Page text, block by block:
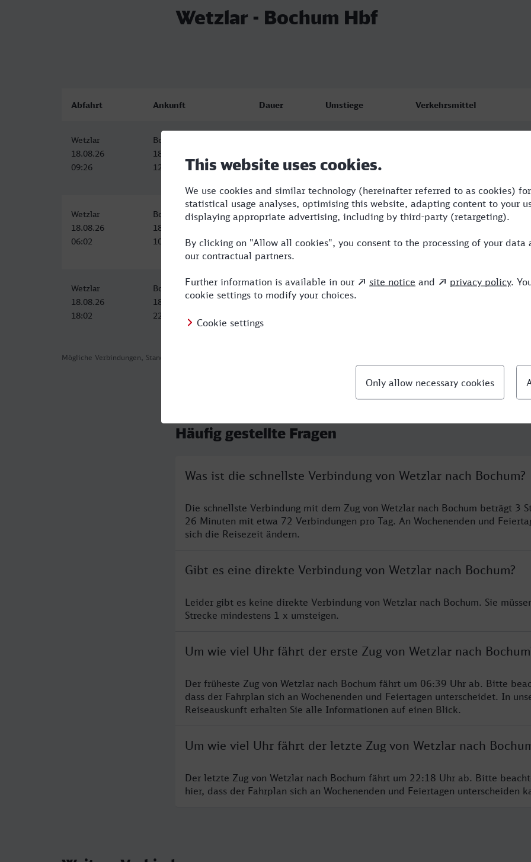
Wetzlar - Bochum Hbf
Mögliche Verbindungen, Stand: 2026-08-04 13:29
Abfahrt Ankunft Dauer Umstiege Verkehrsmittel
Wetzlar
18.08.26
09:26
Bochum Hbf
18.08.26
12:52
Wetzlar
18.08.26
06:02
Bochum Hbf
18.08.26
10:02
4:00 2 ICE,NX,HLB
Wetzlar
18.08.26
18:02
Bochum Hbf
18.08.26
22:23
4:21 2 ICE,NX,HLB
Häufig gestellte Fragen
Was ist die schnellste Verbindung von Wetzlar nach Bochum?
Die schnellste Verbindung mit dem Zug von Wetzlar nach Bochum beträgt 3
26 Minuten mit etwa 72 Verbindungen pro Tag. An Wochenenden und
sich die Reisezeit ändern.
Gibt es eine direkte Verbindung von Wetzlar nach Bochum?
Leider gibt es keine direkte Verbindung von Wetzlar nach Bochum. Sie
Strecke mindestens 1 x umsteigen.
Um wie viel Uhr fährt der erste Zug von Wetzlar nach
Der früheste Zug von Wetzlar nach Bochum fährt um 06:39 Uhr ab. Bitte
dass der Fahrplan sich an Wochenenden und Feiertagen unterscheidet. In
Reiseauskunft erhalten Sie alle Informationen auf einen Blick.
Um wie viel Uhr fährt der letzte Zug von Wetzlar nach
Der letzte Zug von Wetzlar nach Bochum fährt um 22:18 Uhr ab. Bitte
hier, dass der Fahrplan sich an Wochenenden und Feiertagen unterscheiden